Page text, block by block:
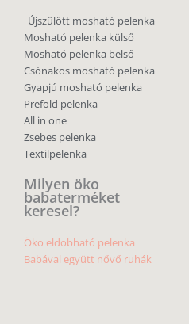
Újszülött mosható pelenka
Mosható pelenka külső
Mosható pelenka belső
Csónakos mosható pelenka
Gyapjú mosható pelenka
Prefold pelenka
All in one
Zsebes pelenka
Textilpelenka
Milyen öko
babaterméket
keresel?
Öko eldobható pelenka
Babával együtt nővő ruhák